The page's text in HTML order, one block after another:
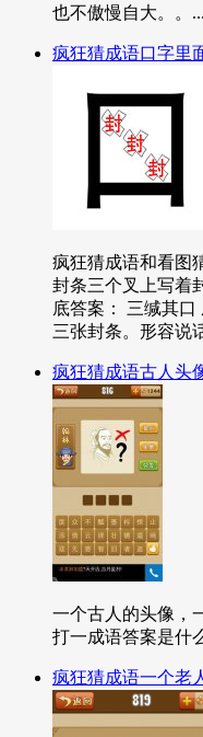
也不傲慢自大。。...
疯狂猜成语口字里
疯狂猜成语和看图
封条三个叉上写着
底答案： 三缄其
三张封条。形容说
疯狂猜成语古人头
一个古人的头像，
打一成语答案是什
疯狂猜成语一个老